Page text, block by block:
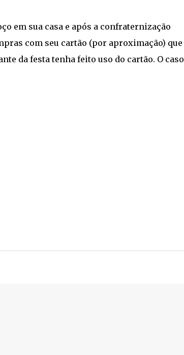
em sua casa e após a confraternização
com seu cartão (por aproximação) que
da festa tenha feito uso do cartão. O caso